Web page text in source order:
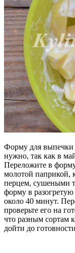
Форму для выпечки
нужно, так как в
Переложите в
молотой паприкой,
перцем, сушеными
форму в
около 40 минут.
проверьте его на
что разным сортам
дойти до